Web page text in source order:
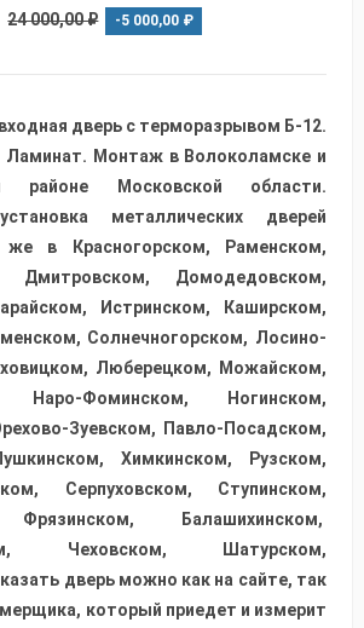
24 000,00 ₽ -5 000,00 ₽
дверь с терморазрывом Б-12.
Монтаж в Волоколамске и
районе Московской области.
металлических дверей
в Красногорском, Раменском,
Дмитровском, Домодедовском,
Истринском, Каширском,
Солнечногорском, Лосино-
Люберецком, Можайском,
Наро-Фоминском, Ногинском,
Зуевском, Павло-Посадском,
Химкинском, Рузском,
Серпуховском, Ступинском,
Балашихинском,
Чеховском, Шатурском,
дверь можно как на сайте, так
который приедет и измерит